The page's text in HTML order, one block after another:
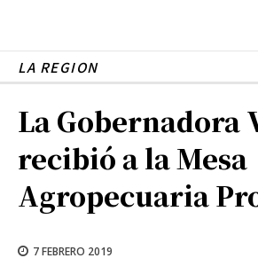
LA REGION
La Gobernadora
recibió a la Mesa
Agropecuaria
7 FEBRERO 2019